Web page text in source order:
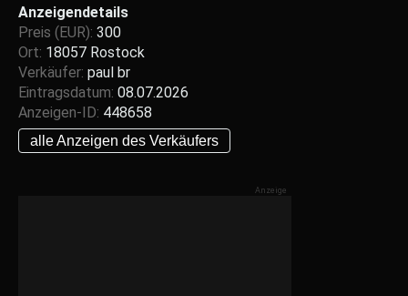
Anzeigendetails
Preis (EUR): 300
Ort: 18057 Rostock
Verkäufer: paul br
Eintragsdatum: 08.07.2026
Anzeigen-ID: 448658
alle Anzeigen des Verkäufers